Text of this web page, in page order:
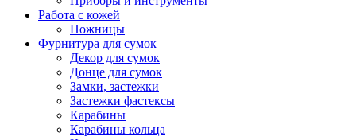
Работа с кожей
Ножницы
Фурнитура для сумок
Декор для сумок
Донце для сумок
Замки, застежки
Застежки фастексы
Карабины
Карабины кольца